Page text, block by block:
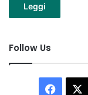
Leggi
Follow Us